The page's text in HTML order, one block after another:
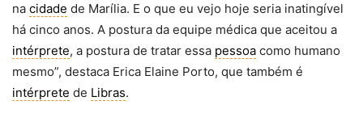
na cidade de Marília. E o que eu vejo hoje seria inatingível
há cinco anos. A postura da equipe médica que aceitou a
intérprete, a postura de tratar essa pessoa como humano
mesmo”, destaca Erica Elaine Porto, que também é
intérprete de Libras.